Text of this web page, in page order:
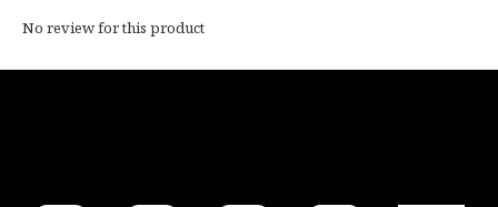
No review for this product